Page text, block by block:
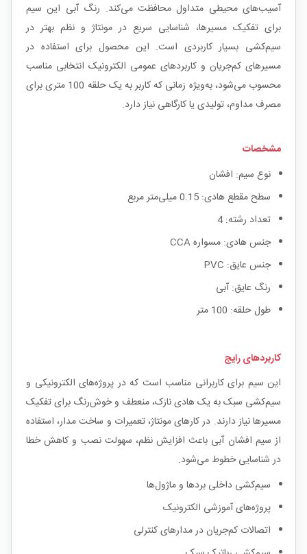
آسیب‌های محیطی متداول محافظت می‌کند. رنگ آبی این سیم
برای تفکیک مسیرها، شناسایی سریع در مونتاژ و نظم بهتر در
سیم‌کشی بسیار کاربردی است. این محصول برای استفاده در
مسیرهای کم‌جریان و کاربردهای عمومی الکترونیک انتخابی مناسب
محسوب می‌شود، به‌ویژه زمانی که کاربر به یک حلقه 100 متری برای
مصرف مداوم، تولیدی یا کارگاهی نیاز دارد.
مشخصات
نوع سیم: افشان
سطح مقطع هادی: 0.15 میلی‌متر مربع
تعداد رشته: 4
جنس هادی: مسواره CCA
جنس عایق: PVC
رنگ عایق: آبی
طول حلقه: 100 متر
کاربردهای رایج
این سیم برای کاربرانی مناسب است که در پروژه‌های الکترونیکی و
سیم‌کشی سبک به یک هادی نازک، منعطف و خوش‌رنگ برای تفکیک
مسیرها نیاز دارند. در کارهای مونتاژ، تعمیرات و ساخت مدار، استفاده
از سیم افشان آبی باعث افزایش نظم، سهولت نصب و کاهش خطا
در شناسایی خطوط می‌شود.
سیم‌کشی داخلی بردها و ماژول‌ها
پروژه‌های آموزشی الکترونیک
اتصالات کم‌جریان در مدارهای کنترلی